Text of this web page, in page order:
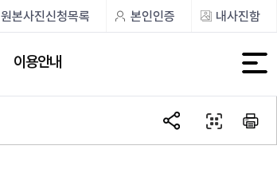
원본사진신청목록 본인인증 내사진함
이용안내